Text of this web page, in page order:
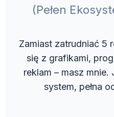
(Pełen
Zamiast zatrudniać 5
się z grafikami,
reklam – masz mnie.
system, pełna